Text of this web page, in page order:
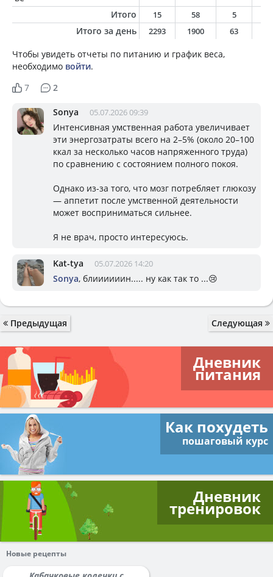
Итого 15 58 5
Итого за день 2293 1900 63
Чтобы увидеть отчеты по питанию и график веса,
необходимо войти.
7
2
Sonya 05.07.2026 09:39
Интенсивная умственная работа увеличивает
эти энергозатраты всего на 2–5% (около 20–100
ккал за несколько часов напряженного труда)
по сравнению с состоянием полного покоя.
Однако из-за того, что мозг потребляет глюкозу
— аппетит после умственной деятельности
может восприниматься сильнее.
Я не врач, просто интересуюсь.
Kat-tya 05.07.2026 14:20
Sonya, блиииииин..... ну как так то ...😢
Предыдущая Следующая
Дневник
питания
Как похудеть
пошаговый курс
Дневник
тренировок
Новые рецепты